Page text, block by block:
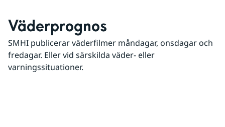
Väderprognos
SMHI publicerar väderfilmer måndagar, onsdagar och
fredagar. Eller vid särskilda väder- eller
varningssituationer.